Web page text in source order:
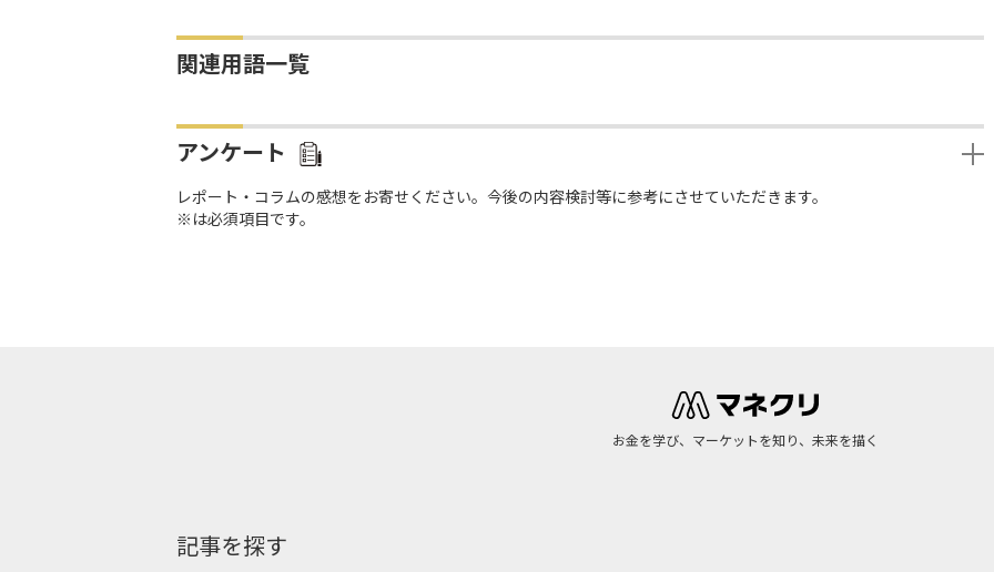
関連用語一覧
アンケート
レポート・コラムの感想をお寄せください。今後の内容検討等に参考にさせていただきます。
※は必須項目です。
お金を学び、マーケットを知り、未来を描く
記事を探す